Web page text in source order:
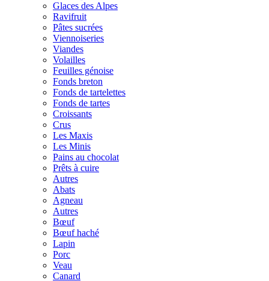
Glaces des Alpes
Ravifruit
Pâtes sucrées
Viennoiseries
Viandes
Volailles
Feuilles génoise
Fonds breton
Fonds de tartelettes
Fonds de tartes
Croissants
Crus
Les Maxis
Les Minis
Pains au chocolat
Prêts à cuire
Autres
Abats
Agneau
Autres
Bœuf
Bœuf haché
Lapin
Porc
Veau
Canard